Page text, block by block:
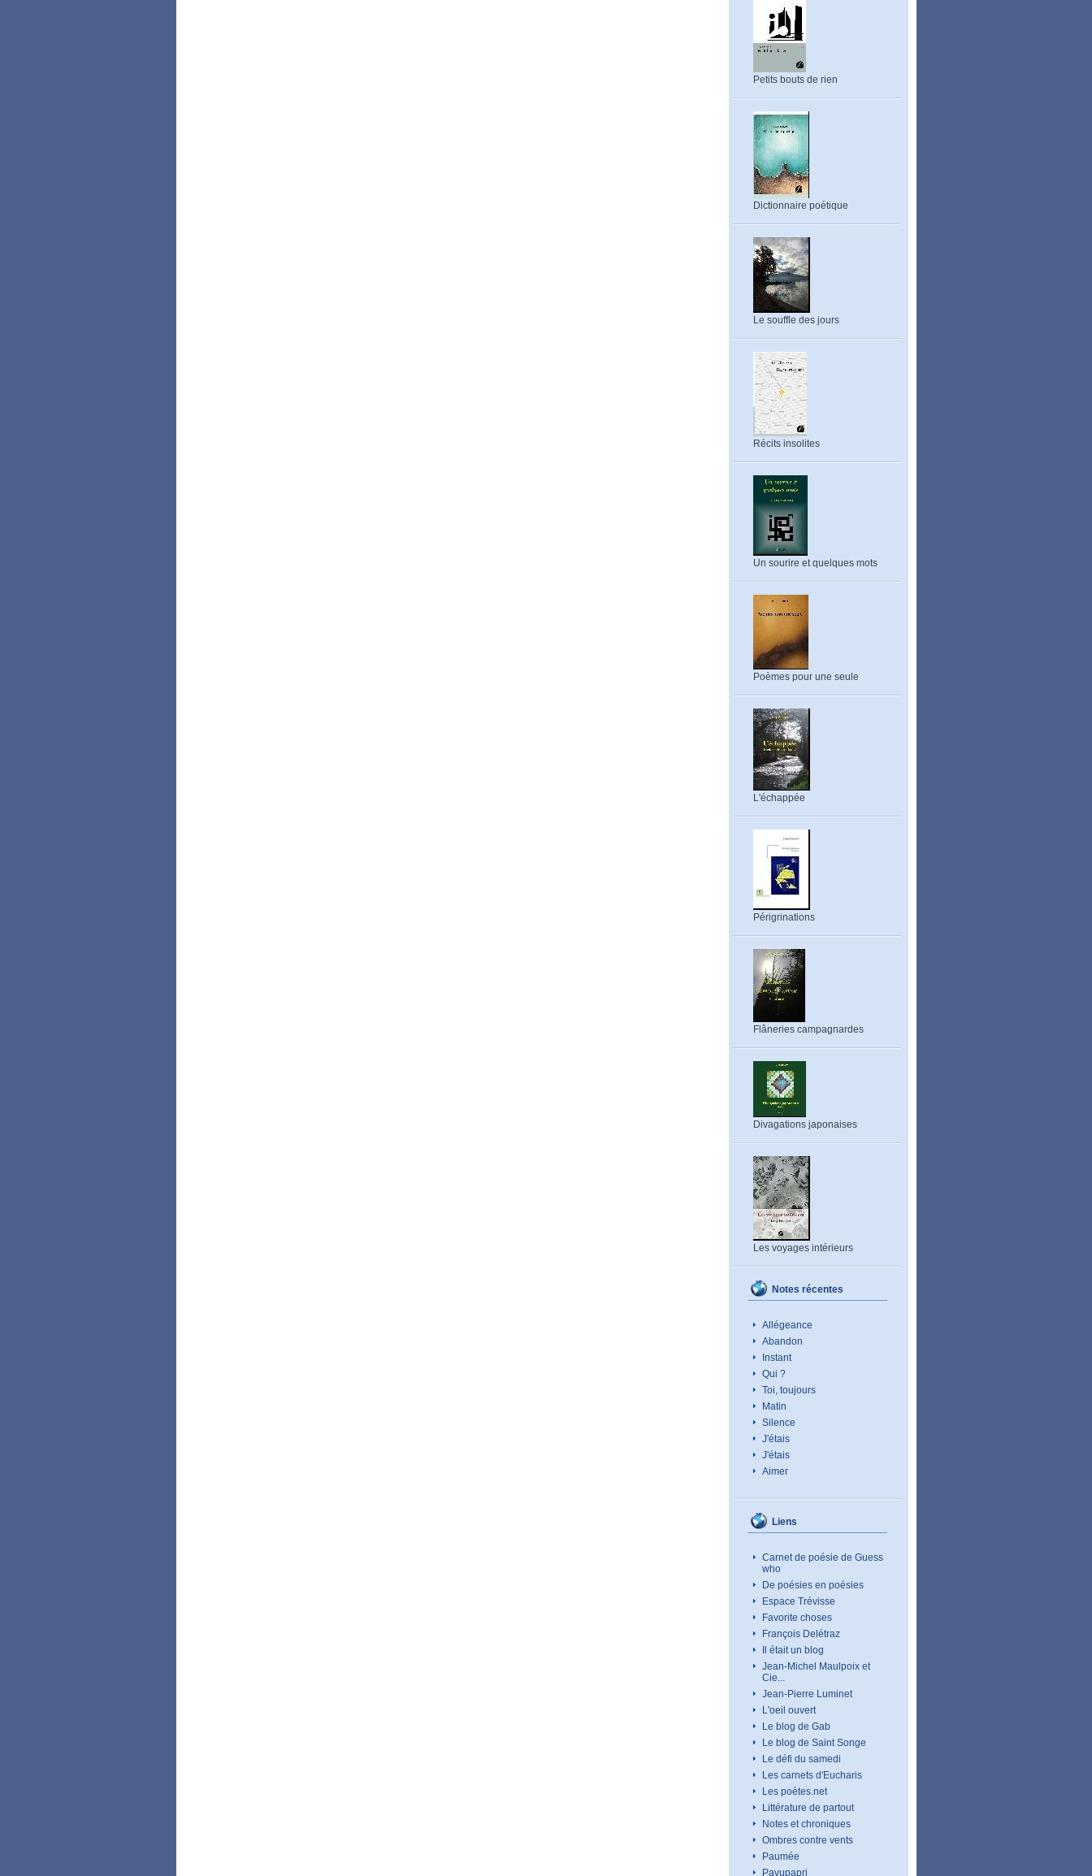
Petits bouts de rien
Dictionnaire poétique
Le souffle des jours
Récits insolites
Un sourire et quelques mots
Poèmes pour une seule
L'échappée
Périgrinations
Flâneries campagnardes
Divagations japonaises
Les voyages intérieurs
Notes récentes
Allégeance
Abandon
Instant
Qui ?
Toi, toujours
Matin
Silence
J'étais
J'étais
Aimer
Liens
Carnet de poésie de Guess
who
De poésies en poésies
Espace Trévisse
Favorite choses
François Delétraz
Il était un blog
Jean-Michel Maulpoix et
Cie...
Jean-Pierre Luminet
L'oeil ouvert
Le blog de Gab
Le blog de Saint Songe
Le défi du samedi
Les carnets d'Eucharis
Les poètes.net
Littérature de partout
Notes et chroniques
Ombres contre vents
Paumée
Pavupapri